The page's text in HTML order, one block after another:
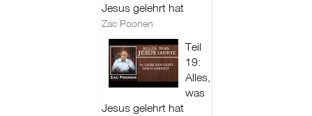
Jesus gelehrt hat
Zac Poonen
Teil
19:
Alles,
was
Jesus gelehrt hat